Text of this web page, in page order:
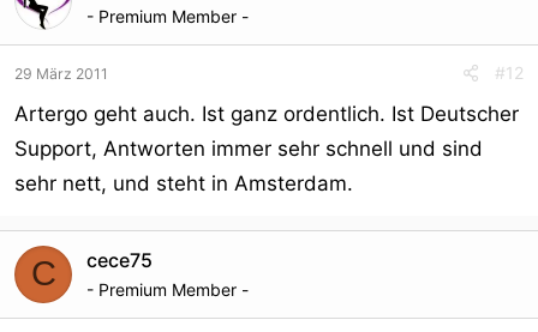
- Premium Member -
29 März 2011 #12
Artergo geht auch. Ist ganz ordentlich. Ist Deutscher
Support, Antworten immer sehr schnell und sind
sehr nett, und steht in Amsterdam.
C cece75
- Premium Member -